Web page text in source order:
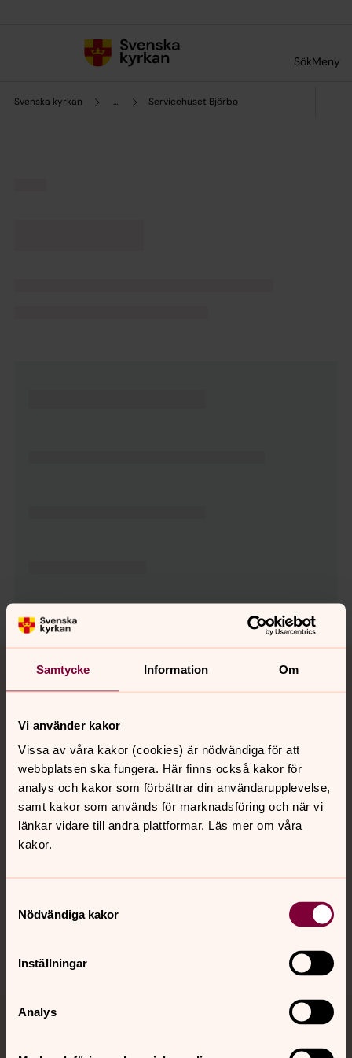
Samtycke Information Om
Vi använder kakor
Vissa av våra kakor (cookies) är nödvändiga för att
webbplatsen ska fungera. Här finns också kakor för
analys och kakor som förbättrar din användarupplevelse,
samt kakor som används för marknadsföring och när vi
länkar vidare till andra plattformar. Läs mer om våra
kakor.
Nödvändiga kakor
Inställningar
Analys
SökMeny
Svenska kyrkan ... Servicehuset Björbo
Tillbaka till toppen
Tillbaka till innehållet
Kontakt
Kalender
Hitta snabbt
Sociala kanaler